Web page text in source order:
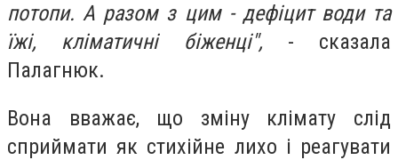
потопи. А разом з цим - дефіцит води та
їжі, кліматичні біженці", - сказала
Палагнюк.
Вона вважає, що зміну клімату слід
сприймати як стихійне лихо і реагувати